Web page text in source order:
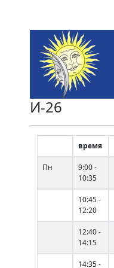
И-26
время
Пн
9:00 -
10:35
10:45 -
12:20
12:40 -
14:15
14:35 -